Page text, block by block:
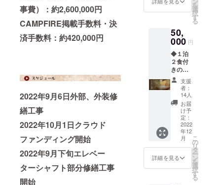
事費）：約2,600,000円
CAMPFIRE掲載手数料・決
済手数料：約420,000円
2022年9月6日外部、外装修
繕工事
2022年10月1日クラウド
ファンディング開始
2022年9月下旬エレベー
ターシャフト部分修繕工事
開始
300g ・
保存方
て保管
④あだ
たら酵
母牛
（ス
テーキ
肉）
180g×
２枚 ・
名称：
あだた
ら酵母
和牛 ・
原産国/
産地：
福島県
大玉村
は前後
いたし
ます。 \
送料・
消費税
込みの
価格と
なりま
す。/
存方
法：要
冷蔵
⑤扇や
オリジ
ナル真
空米
300g ・
名称：
今井の
つきた
て米
（大玉
産こし
ひかり
真空
米） ・
ター ②
オリジ
ぬぐい
③扇や
ポスト
カード
④女将
とサシ
で呑み
に行く
券（１
～２時
間） 日
程：
2022年
12月～
2023年
1月頃
場所 ：
を
選
択
す
る
50,
000 円
◆１泊
２食付
きのペ
ア宿泊
券 【リ
ターン
詳細】
①サン
クスレ
ター ②
オリジ
ナル手
ぬぐい
③扇や
ポスト
カード
支援
者：
14人
お届
け予
定：
2022
年12
月
詳細を見る
こ
の
リ
タ
ー
ン
を
選
択
す
る